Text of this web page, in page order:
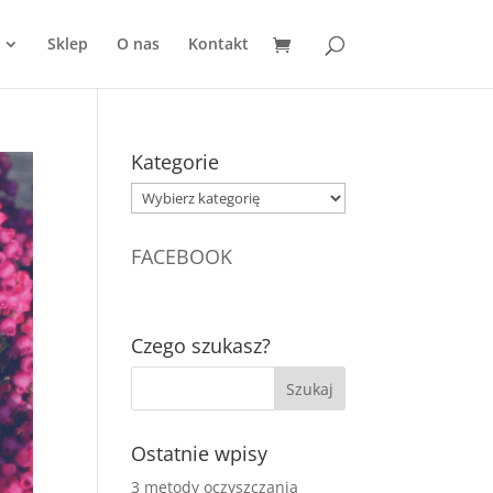
Sklep O nas Kontakt
Kategorie
Kategorie
FACEBOOK
Czego szukasz?
Ostatnie wpisy
3 metody oczyszczania